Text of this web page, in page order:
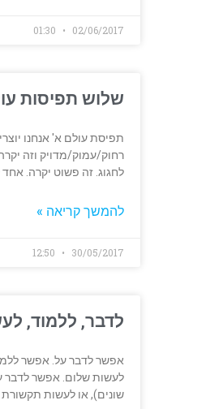
02/06/2017
שלוש תפיסות
רחוק/עמוק/מדויק וזה
לחגוג. זה פשוט יקרה.
להמשך קריאה »
30/05/2017
לדבר, ללמוד,
אפשר לדבר על. אפשר
לעשות שלום. אפשר לדבר
שונים), או לעשות